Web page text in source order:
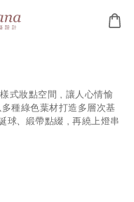
式妝點空間，讓人心情愉
種綠色葉材打造多層次基
球、緞帶點綴，再繞上燈串